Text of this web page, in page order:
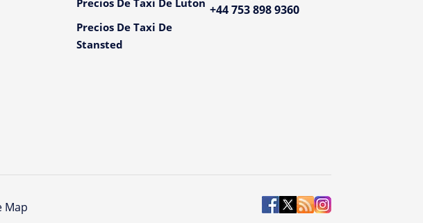
Precios De Taxi De Luton
Precios De Taxi De
Stansted
+44 753 898 9360
Map